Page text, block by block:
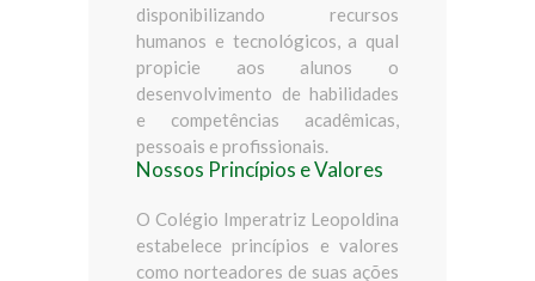
disponibilizando recursos
humanos e tecnológicos, a qual
propicie aos alunos o
desenvolvimento de habilidades
e competências acadêmicas,
pessoais e profissionais.
Nossos Princípios e Valores
O Colégio Imperatriz Leopoldina
estabelece princípios e valores
como norteadores de suas ações